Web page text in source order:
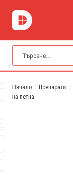
Начало Препарати
на петна